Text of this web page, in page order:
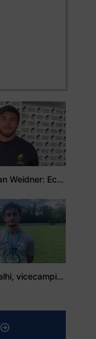
Stejarul Logan Weidner: Echipa a muncit mult, iar asta se va vedea în meciurile de la Nations Cup
Mohamed Salhi, vicecampion național juniori I: Rugby-ul te învață să accepți și înfrângerile